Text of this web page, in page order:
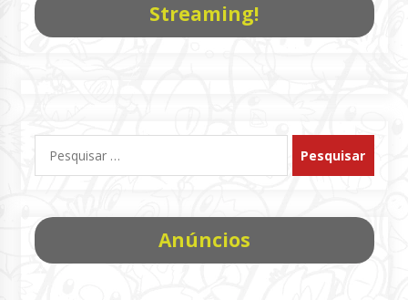
Streaming!
por:
Anúncios